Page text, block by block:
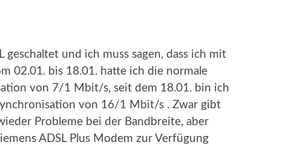
geschaltet und ich muss sagen, dass ich mit
02.01. bis 18.01. hatte ich die normale
von 7/1 Mbit/s, seit dem 18.01. bin ich
von 16/1 Mbit/s . Zwar gibt
Probleme bei der Bandbreite, aber
ADSL Plus Modem zur Verfügung